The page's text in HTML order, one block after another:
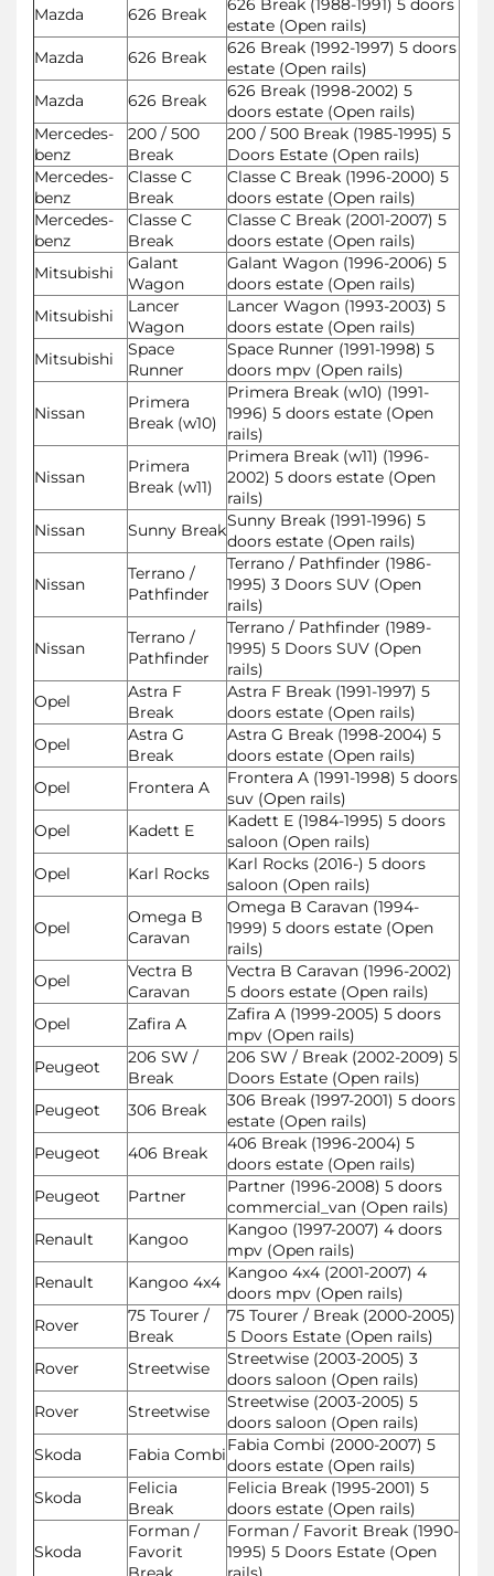
Mazda
626 Break
626 Break (1988-1991) 5 doors
estate (Open rails)
Mazda
626 Break
626 Break (1992-1997) 5 doors
estate (Open rails)
Mazda
626 Break
626 Break (1998-2002) 5
doors estate (Open rails)
Mercedes-
benz
200 / 500
Break
200 / 500 Break (1985-1995) 5
Doors Estate (Open rails)
Mercedes-
benz
Classe C
Break
Classe C Break (1996-2000) 5
doors estate (Open rails)
Mercedes-
benz
Classe C
Break
Classe C Break (2001-2007) 5
doors estate (Open rails)
Mitsubishi
Galant
Wagon
Galant Wagon (1996-2006) 5
doors estate (Open rails)
Mitsubishi
Lancer
Wagon
Lancer Wagon (1993-2003) 5
doors estate (Open rails)
Mitsubishi
Space
Runner
Space Runner (1991-1998) 5
doors mpv (Open rails)
Nissan
Primera
Break (w10)
Primera Break (w10) (1991-
1996) 5 doors estate (Open
rails)
Nissan
Primera
Break (w11)
Primera Break (w11) (1996-
2002) 5 doors estate (Open
rails)
Nissan
Sunny BreakSunny Break (1991-1996) 5
doors estate (Open rails)
Nissan
Terrano /
Pathfinder
Terrano / Pathfinder (1986-
1995) 3 Doors SUV (Open
rails)
Nissan
Terrano /
Pathfinder
Terrano / Pathfinder (1989-
1995) 5 Doors SUV (Open
rails)
Opel
Astra F
Break
Astra F Break (1991-1997) 5
doors estate (Open rails)
Opel
Astra G
Break
Astra G Break (1998-2004) 5
doors estate (Open rails)
Opel
Frontera A
Frontera A (1991-1998) 5 doors
suv (Open rails)
Opel
Kadett E
Kadett E (1984-1995) 5 doors
saloon (Open rails)
Opel
Karl Rocks
Karl Rocks (2016-) 5 doors
saloon (Open rails)
Opel
Omega B
Caravan
Omega B Caravan (1994-
1999) 5 doors estate (Open
rails)
Opel
Vectra B
Caravan
Vectra B Caravan (1996-2002)
5 doors estate (Open rails)
Opel
Zafira A
Zafira A (1999-2005) 5 doors
mpv (Open rails)
Peugeot
206 SW /
Break
206 SW / Break (2002-2009) 5
Doors Estate (Open rails)
Peugeot
306 Break
306 Break (1997-2001) 5 doors
estate (Open rails)
Peugeot
406 Break
406 Break (1996-2004) 5
doors estate (Open rails)
Peugeot
Partner
Partner (1996-2008) 5 doors
commercial_van (Open rails)
Renault
Kangoo
Kangoo (1997-2007) 4 doors
mpv (Open rails)
Renault
Kangoo 4x4 Kangoo 4x4 (2001-2007) 4
doors mpv (Open rails)
Rover
75 Tourer /
Break
75 Tourer / Break (2000-2005)
5 Doors Estate (Open rails)
Rover
Streetwise
Streetwise (2003-2005) 3
doors saloon (Open rails)
Rover
Streetwise
Streetwise (2003-2005) 5
doors saloon (Open rails)
Skoda
Fabia CombiFabia Combi (2000-2007) 5
doors estate (Open rails)
Skoda
Felicia
Break
Felicia Break (1995-2001) 5
doors estate (Open rails)
Skoda
Forman /
Favorit
Forman / Favorit Break (1990-
1995) 5 Doors Estate (Open